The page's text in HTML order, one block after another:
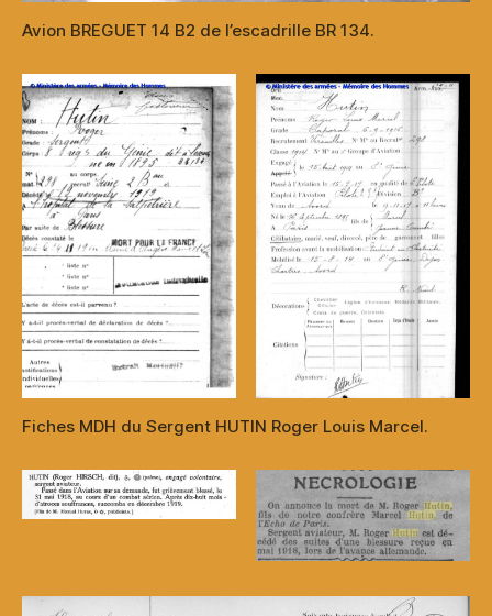
Avion BREGUET 14 B2 de l’escadrille BR 134.
Fiches MDH du Sergent HUTIN Roger Louis Marcel.